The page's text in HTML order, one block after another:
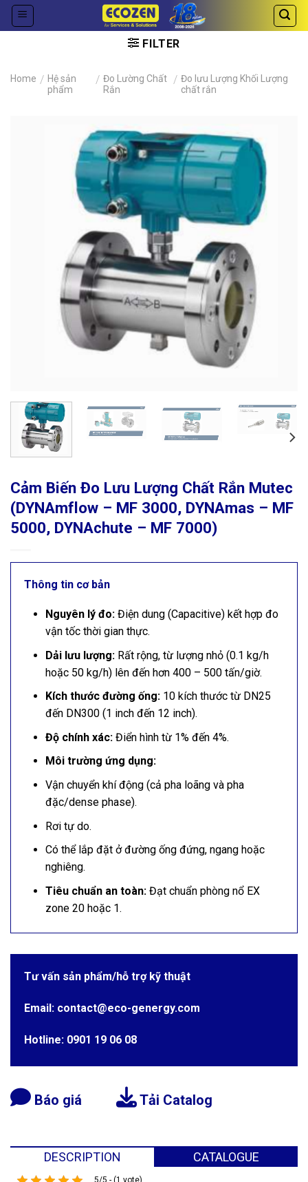
Skip
FILTER
Home / Hệ sản
phẩm
/ Đo Lường Chất
Rắn
/ Đo lưu Lượng Khối Lượng
chất rắn
Cảm Biến Đo Lưu Lượng Chất Rắn Mutec
(DYNAmflow – MF 3000, DYNAmas – MF
5000, DYNAchute – MF 7000)
Thông tin cơ bản
Nguyên lý đo:Điện dung (Capacitive) kết hợp đo
vận tốc thời gian thực.
Dải lưu lượng:Rất rộng, từ lượng nhỏ (0.1 kg/h
hoặc 50 kg/h) lên đến hơn 400 – 500 tấn/giờ.
Kích thước đường ống:10 kích thước từ DN25
đến DN300 (1 inch đến 12 inch).
Độ chính xác:Điển hình từ 1% đến 4%.
Môi trường ứng dụng:
Vận chuyển khí động (cả pha loãng và pha
đặc/dense phase).
Rơi tự do.
Có thể lắp đặt ở đường ống đứng, ngang hoặc
nghiêng.
Tiêu chuẩn an toàn:Đạt chuẩn phòng nổ EX
zone 20 hoặc 1.
Tư vấn sản phẩm/hỗ trợ kỹ thuật
Email: contact@eco-genergy.com
Hotline: 0901 19 06 08
Báo giá Tải Catalog
DESCRIPTION CATALOGUE
5/5 - (1 vote)